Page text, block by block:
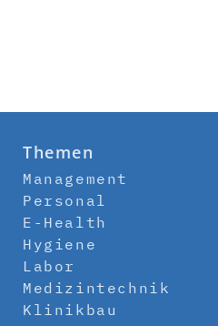
Themen
Management
Personal
E-Health
Hygiene
Labor
Medizintechnik
Klinikbau